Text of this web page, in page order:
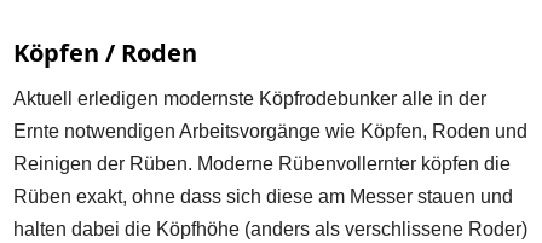
Köpfen / Roden
Aktuell erledigen modernste Köpfrodebunker alle in der
Ernte notwendigen Arbeitsvorgänge wie Köpfen, Roden und
Reinigen der Rüben. Moderne Rübenvollernter köpfen die
Rüben exakt, ohne dass sich diese am Messer stauen und
halten dabei die Köpfhöhe (anders als verschlissene Roder)